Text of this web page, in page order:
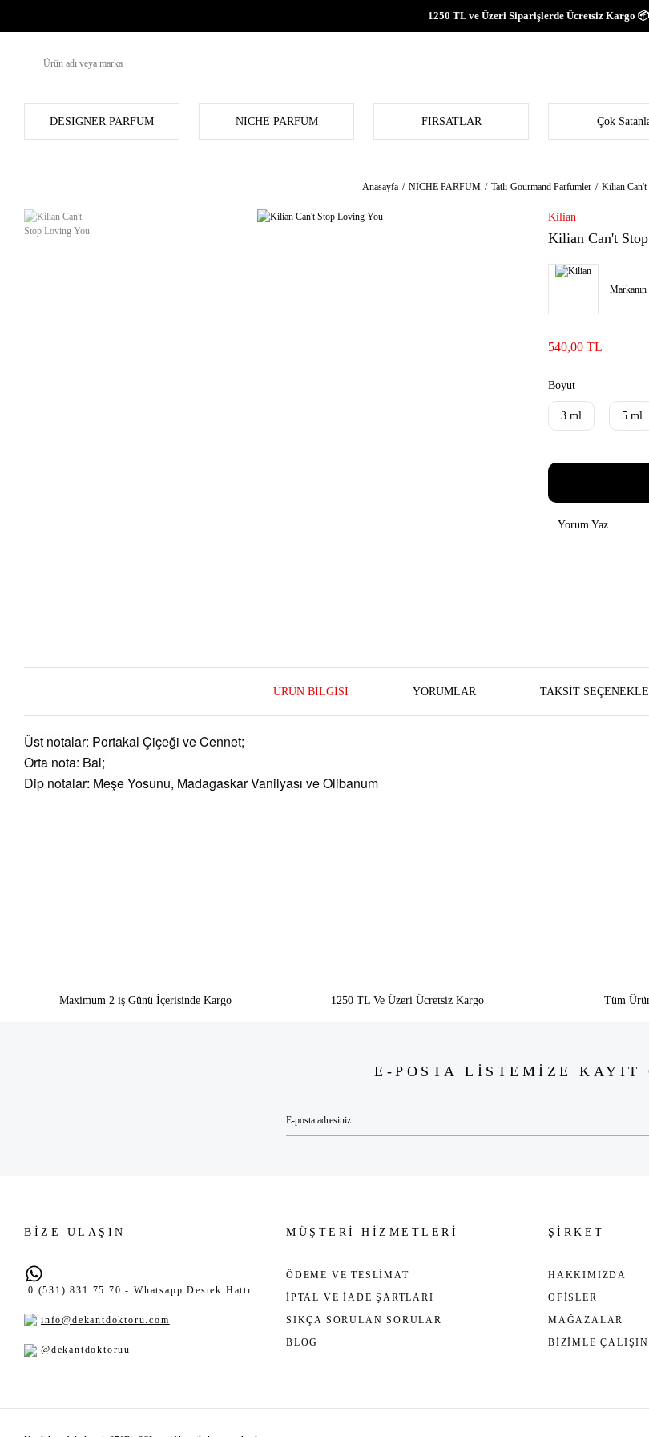
1250 TL ve Üzeri Siparişlerde Ücretsiz Kargo 📦
DESIGNER PARFUM NICHE PARFUM FIRSATLAR Çok
Anasayfa NICHE PARFUM Tatlı-Gourmand Parfümler Kilian
Kilian
Kilian Can't
540,00 TL
Boyut
3 ml 5 ml
Yorum Yaz
ÜRÜN BILGISI YORUMLAR TAKSIT
Üst notalar: Portakal Çiçeği ve Cennet;
Orta nota: Bal;
Dip notalar: Meşe Yosunu, Madagaskar Vanilyası ve Olibanum
Maximum 2 iş Günü İçerisinde Kargo 1250 TL Ve Üzeri Ücretsiz Kargo Tüm
E-POSTA LİSTEMİZE KAYIT
BİZE ULAŞIN
0 (531) 831 75 70 - Whatsapp Destek Hattı
info@dekantdoktoru.com
@dekantdoktoruu
MÜŞTERİ HİZMETLERİ
ÖDEME VE TESLİMAT
İPTAL VE İADE ŞARTLARI
SIKÇA SORULAN SORULAR
BLOG
ŞİRKET
HAKKIMIZDA
OFİSLER
MAĞAZALAR
BİZİMLE ÇALIŞIN